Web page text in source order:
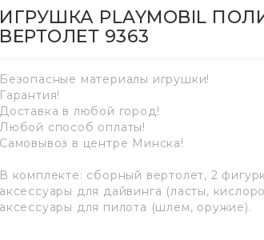
ИГРУШКА PLAYMOBIL
ВЕРТОЛЕТ 9363
Безопасные материалы игрушки!
Гарантия!
Доставка в любой город!
Любой способ оплаты!
Самовывоз в центре Минска!
В комплекте: сборный вертолет, 2
аксессуары для дайвинга (ласты,
аксессуары для пилота (шлем, оружие).